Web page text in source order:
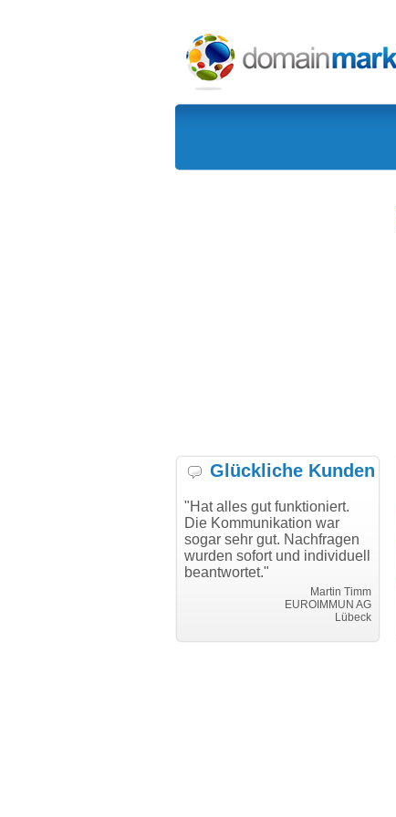
Glückliche Kunden
"Hat alles gut funktioniert.
Die Kommunikation war
sogar sehr gut. Nachfragen
wurden sofort und individuell
beantwortet."
Martin Timm
EUROIMMUN AG
Lübeck